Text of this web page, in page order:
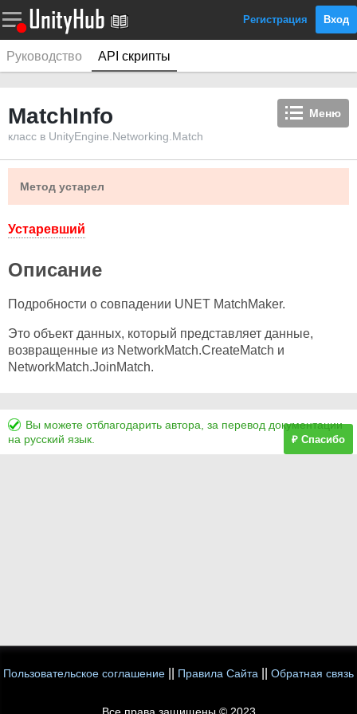
Регистрация Вход
Руководство API скрипты
Меню
MatchInfo
класс в UnityEngine.Networking.Match
Метод устарел
Устаревший
Описание
Подробности о совпадении UNET MatchMaker.
Это объект данных, который представляет данные,
возвращенные из NetworkMatch.CreateMatch и
NetworkMatch.JoinMatch.
Вы можете отблагодарить автора, за перевод документации
на русский язык.
₽ Спасибо
Пользовательское соглашение Правила Сайта Обратная связь